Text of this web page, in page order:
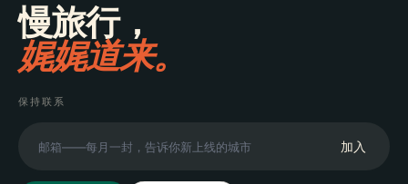
慢旅行，
娓娓道来。
保持联系
加入